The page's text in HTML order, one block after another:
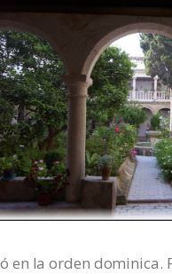
en la orden